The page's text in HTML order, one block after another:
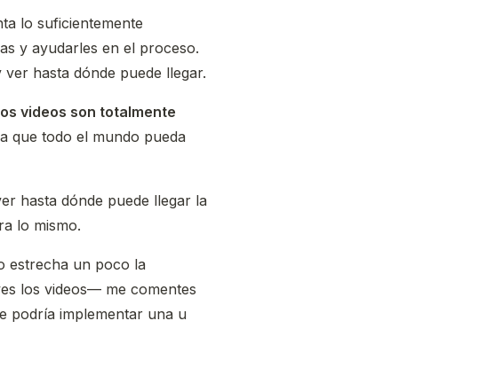
lo suficientemente
y ayudarles en el proceso.
hasta dónde puede llegar.
videos son totalmente
que todo el mundo pueda
hasta dónde puede llegar la
lo mismo.
estrecha un poco la
los videos— me comentes
podría implementar una u